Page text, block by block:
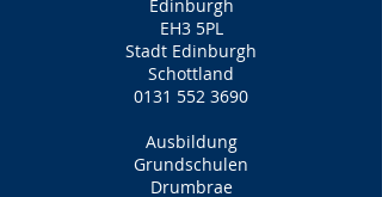
Edinburgh
EH3 5PL
Stadt Edinburgh
Schottland
0131 552 3690
Ausbildung
Grundschulen
Drumbrae